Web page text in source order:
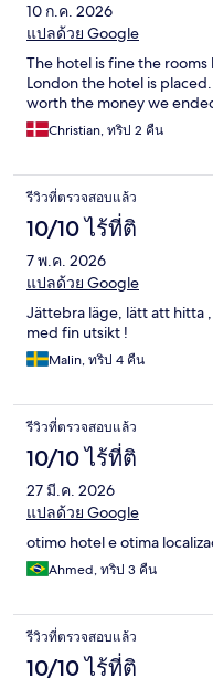
10 ก.ค. 2026
แปลด้วย Google
The hotel is fine the rooms
London the hotel is
worth the money we
Christian, ทริป 2 คืน
รีวิวที่ตรวจสอบแล้ว
10/10 ไร้ที่ติ
7 พ.ค. 2026
แปลด้วย Google
Jättebra läge, lätt att hitta
med fin utsikt !
Malin, ทริป 4 คืน
รีวิวที่ตรวจสอบแล้ว
10/10 ไร้ที่ติ
27 มี.ค. 2026
แปลด้วย Google
otimo hotel e otima
Ahmed, ทริป 3 คืน
รีวิวที่ตรวจสอบแล้ว
10/10 ไร้ที่ติ